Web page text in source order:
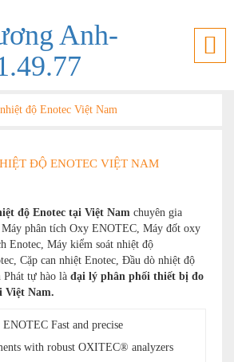
độ Enotec Việt Nam
ĐỘ ENOTEC VIỆT NAM
độ Enotec tại Việt Nam chuyên gia
Máy phân tích Oxy ENOTEC, Máy đốt oxy
Enotec, Máy kiểm soát nhiệt độ
Cặp can nhiệt Enotec, Đầu dò nhiệt độ
Phát tự hào là đại lý phân phối thiết bị đo
Việt Nam.
Fast and precise
with robust OXITEC® analyzers